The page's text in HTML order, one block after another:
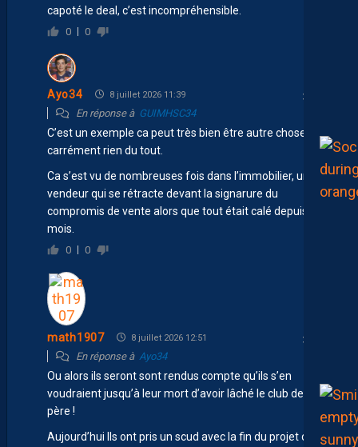
capoté le deal, c’est incompréhensible.
0 0
Ayo34 8 juillet 2026 11:39
En réponse à GUIMHSC34
C’est un exemple ca peut très bien être autre chose ou
carrément rien du tout.
Ca s’est vu de nombreuses fois dans l’immobilier, un
vendeur qui se rétracte devant la signarure du
compromis de vente alors que tout était calé depuis des
mois.
0 0
math1907 8 juillet 2026 12:51
En réponse à Ayo34
Ou alors ils seront sont rendus compte qu’ils s’en
voudraient jusqu’à leur mort d’avoir lâché le club de leur
père !
Aujourd’hui Ils ont pris un scud avec la fin du projet de